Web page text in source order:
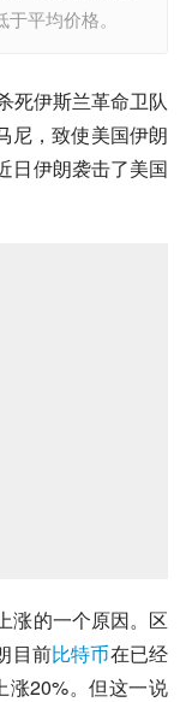
平均价格。
死伊斯兰革命卫队
尼，致使美国伊朗
日伊朗袭击了美国
涨的一个原因。区
目前比特币在已经
涨20%。但这一说